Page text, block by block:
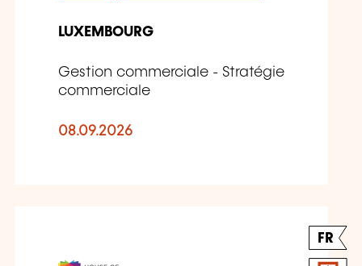
LUXEMBOURG
Gestion commerciale - Stratégie
commerciale
08.09.2026
FR